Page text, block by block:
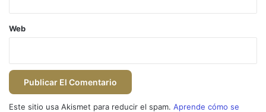
Web
Este sitio usa Akismet para reducir el spam. Aprende cómo se